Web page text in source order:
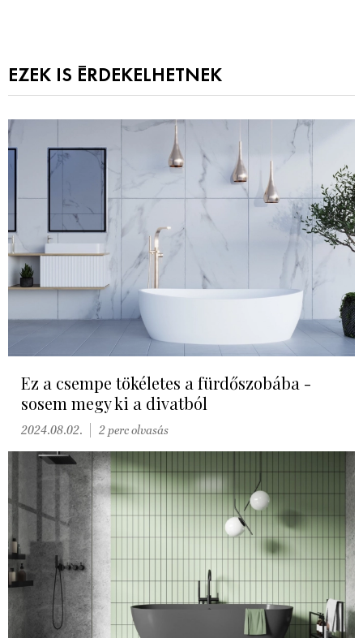
EZEK IS ÉRDEKELHETNEK
Ez a csempe tökéletes a fürdőszobába -
sosem megy ki a divatból
2024.08.02. 2 perc olvasás